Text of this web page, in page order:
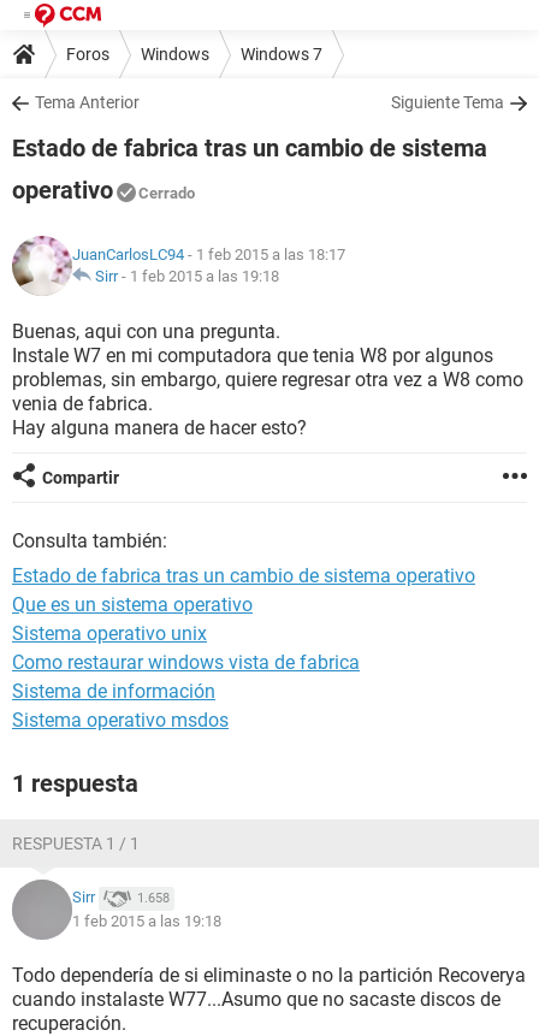
Foros Windows Windows 7
Tema Anterior Siguiente Tema
Estado de fabrica tras un cambio de sistema
operativo
Cerrado
JuanCarlosLC94 - 1 feb 2015 a las 18:17
Sirr- 1 feb 2015 a las 19:18
Buenas, aqui con una pregunta.
Instale W7 en mi computadora que tenia W8 por algunos
problemas, sin embargo, quiere regresar otra vez a W8 como
venia de fabrica.
Hay alguna manera de hacer esto?
Compartir
Consulta también:
Estado de fabrica tras un cambio de sistema operativo
Que es un sistema operativo
Sistema operativo unix
Como restaurar windows vista de fabrica
Sistema de información
Sistema operativo msdos
1 respuesta
RESPUESTA 1 / 1
Sirr 1.658
1 feb 2015 a las 19:18
Todo dependería de si eliminaste o no la partición Recoverya
cuando instalaste W77...Asumo que no sacaste discos de
recuperación.